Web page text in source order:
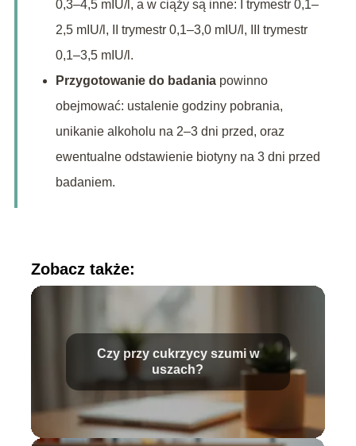
0,3–4,5 mIU/l, a w ciąży są inne: I trymestr 0,1–
2,5 mIU/l, II trymestr 0,1–3,0 mIU/l, III trymestr
0,1–3,5 mIU/l.
Przygotowanie do badaniapowinno
obejmować: ustalenie godziny pobrania,
unikanie alkoholu na 2–3 dni przed, oraz
ewentualne odstawienie biotyny na 3 dni przed
badaniem.
Zobacz także:
Czy przy cukrzycy szumi w
uszach?